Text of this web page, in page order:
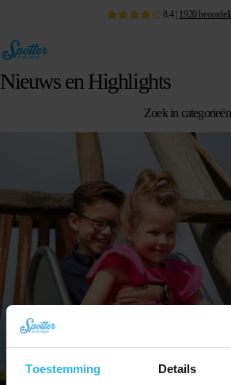
Toestemming Details
8.4| 1920
Nieuws en Highlights
Zoek in categorieën